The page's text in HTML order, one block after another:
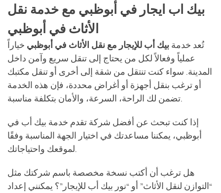
بيك اب ايجار في أبوظبي مع خدمة نقل
الأثاث في أبوظبي
تُعد خدمة بيك أب للإيجار مع نقل الأثاث في أبوظبي خياراً
عملياً وفعالاً لكل من يحتاج إلى تنقل سريع وآمن داخل
المدينة. سواء كنت تنتقل من شقة إلى أخرى أو تنقل مكتبك
أو ترغب بنقل أجهزة أو أغراض محددة، فإن هذه الخدمة
تضمن لك الراحة، السرعة، والأمان بتكلفة مناسبة.
إذا كنت تبحث عن أفضل شركة تقدم خدمة بيك أب في
أبوظبي، يمكننا مساعدتك في اختيار الجهة المناسبة وفقًا
لموقعك واحتياجاتك.
هل ترغب أن أكتب نسخة مخصصة باسم شركتك مثل
“التوازن لنقل الأثاث” أو “نور بيك أب للإيجار”؟ يمكنني إعداد